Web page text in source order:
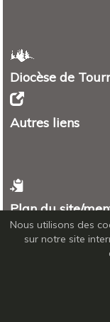
Diocèse de
Autres liens
Plan du site/
Plan
Mentions légales -
Nous utilisons des
sur notre site